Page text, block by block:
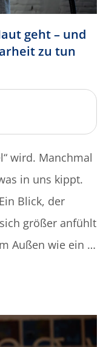
aut geht– und
rheitzu tun
wird. Manchmal
in uns kippt.
Blick, der
größer anfühlt
Außen wie ein …